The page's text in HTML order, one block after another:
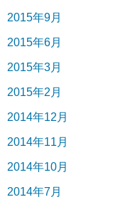
2015年9月
2015年6月
2015年3月
2015年2月
2014年12月
2014年11月
2014年10月
2014年7月